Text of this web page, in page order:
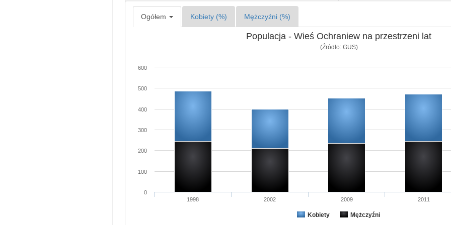
Ogółem Kobiety (%) Mężczyźni (%)
Populacja - Wieś Ochraniew na przestrzeni lat
(Źródło: GUS)
Kobiety Mężczyźni
1998 2002 2009 2011
0
100
200
300
400
500
600